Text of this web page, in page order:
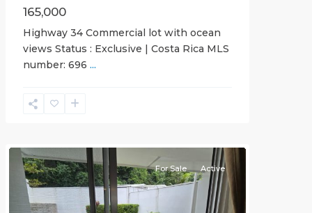
165,000
Highway 34 Commercial lot with ocean
views Status : Exclusive | Costa Rica MLS
number: 696 ...
For Sale Active